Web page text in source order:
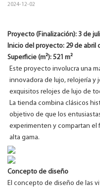
2024-12-02
Proyecto (Finalización): 3 de
Inicio del proyecto: 29 de abril
Superficie (m²): 521 m²
Este proyecto involucra una
innovadora de lujo, relojería y
exquisitos relojes de lujo de
La tienda combina clásicos
objetivo de que los
experimenten y compartan el
alta gama.
Concepto de diseño
El concepto de diseño de las